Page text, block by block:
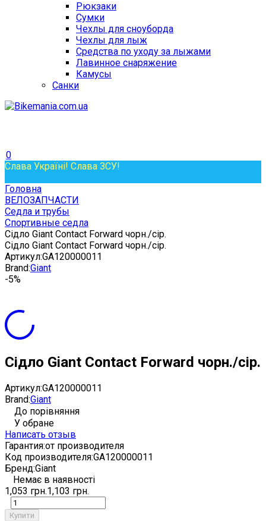
Рюкзаки
Сумки
Чехлы для сноуборда
Чехлы для лыж
Средства по уходу за лыжами
Лавинное снаряжение
Камусы
Санки
0
Слава Україні! Слава ЗСУ!
Головна
ВЕЛОЗАПЧАСТИ
Седла и трубы
Спортивные седла
Сідло Giant Contact Forward чорн./сір.
Сідло Giant Contact Forward чорн./сір.
Артикул:GA120000011
Brand:Giant
-5%
Сідло Giant Contact Forward чорн./сір.
Артикул:GA120000011
Brand:Giant
До порівняння
У обране
Написать отзыв
Гарантия:от производителя
Код производителя:GA120000011
Бренд:Giant
Немає в наявності
1,053 грн.1,103 грн.
Купити